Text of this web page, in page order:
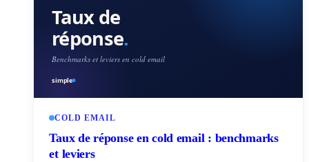
COLD EMAIL
Taux de réponse en cold email : benchmarks
et leviers